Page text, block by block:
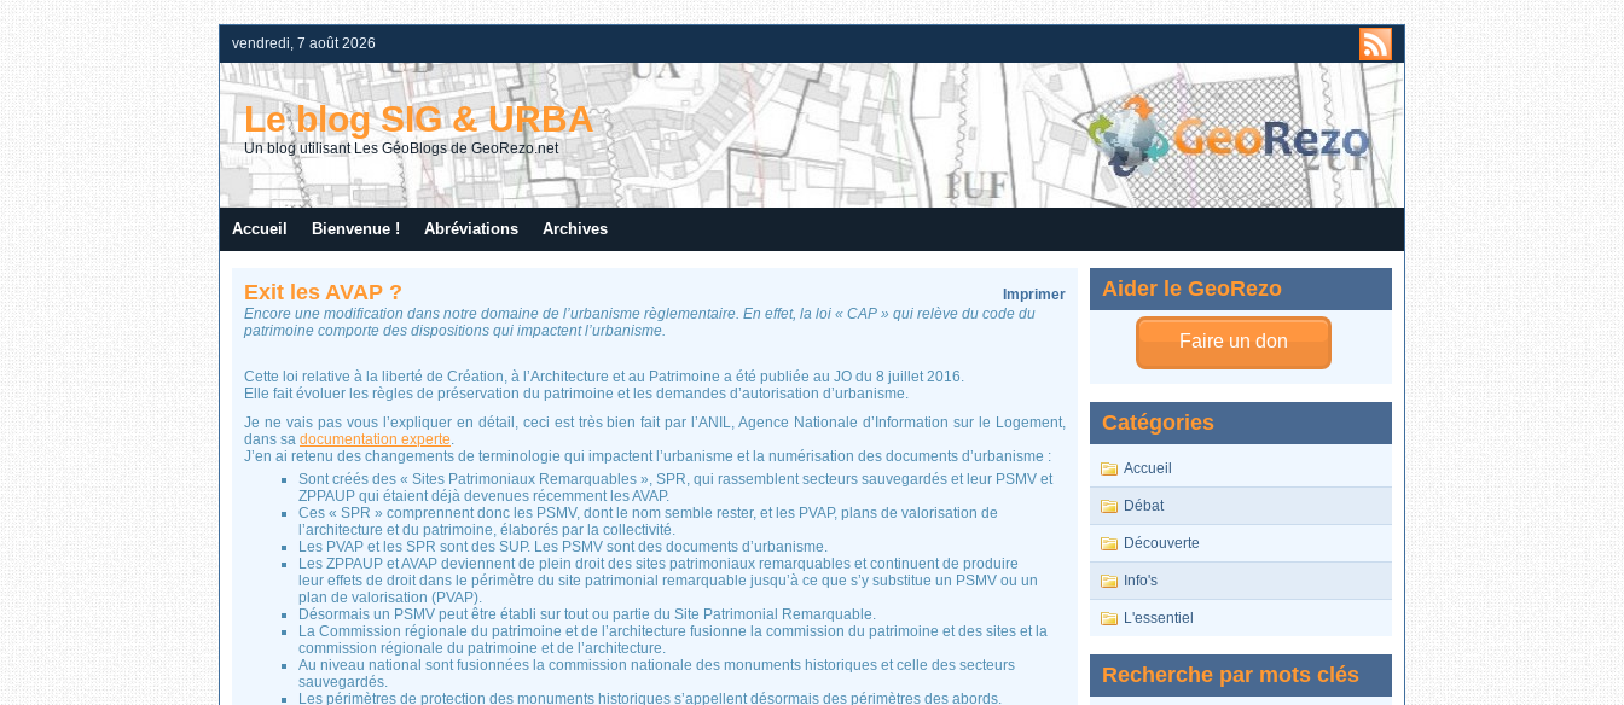
vendredi, 7 août 2026
Le blog SIG & URBA
Un blog utilisant Les GéoBlogs de GeoRezo.net
Accueil Bienvenue ! Abréviations Archives
Aider le GeoRezo
Faire un don
Catégories
Accueil
Débat
Découverte
Info's
L'essentiel
Recherche par mots clés
Imprimer
Exit les AVAP ?
Encore une modification dans notre domaine de l’urbanisme règlementaire. En effet, la loi « CAP » qui relève du code du
patrimoine comporte des dispositions qui impactent l’urbanisme.
Cette loi relative à la liberté de Création, à l’Architecture et au Patrimoine a été publiée au JO du 8 juillet 2016.
Elle fait évoluer les règles de préservation du patrimoine et les demandes d’autorisation d’urbanisme.
Je ne vais pas vous l’expliquer en détail, ceci est très bien fait par l’ANIL, Agence Nationale d’Information sur le Logement,
dans sa documentation experte.
J’en ai retenu des changements de terminologie qui impactent l’urbanisme et la numérisation des documents d’urbanisme :
Sont créés des « Sites Patrimoniaux Remarquables », SPR, qui rassemblent secteurs sauvegardés et leur PSMV et
ZPPAUP qui étaient déjà devenues récemment les AVAP.
Ces « SPR » comprennent donc les PSMV, dont le nom semble rester, et les PVAP, plans de valorisation de
l’architecture et du patrimoine, élaborés par la collectivité.
Les PVAP et les SPR sont des SUP. Les PSMV sont des documents d’urbanisme.
Les ZPPAUP et AVAP deviennent de plein droit des sites patrimoniaux remarquables et continuent de produire
leur effets de droit dans le périmètre du site patrimonial remarquable jusqu’à ce que s’y substitue un PSMV ou un
plan de valorisation (PVAP).
Désormais un PSMV peut être établi sur tout ou partie du Site Patrimonial Remarquable.
La Commission régionale du patrimoine et de l’architecture fusionne la commission du patrimoine et des sites et la
commission régionale du patrimoine et de l’architecture.
Au niveau national sont fusionnées la commission nationale des monuments historiques et celle des secteurs
sauvegardés.
Les périmètres de protection des monuments historiques s’appellent désormais des périmètres des abords.